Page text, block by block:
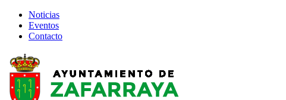
Noticias
Eventos
Contacto